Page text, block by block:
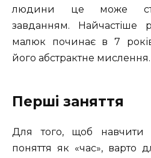
людини це може
завданням. Найчастіше
малюк починає в 7
його абстрактне мислення.
Перші заняття
Для того, щоб навчити
поняття як «час», варто